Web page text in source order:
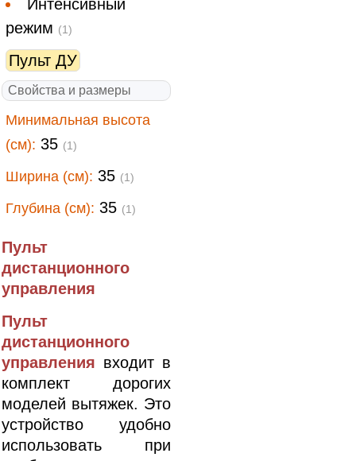
Интенсивный
режим (1)
Пульт ДУ
Свойства и размеры
Минимальная высота
(см): 35 (1)
Ширина (см): 35 (1)
Глубина (см): 35 (1)
Пульт
дистанционного
управления
Пульт
дистанционного
управления входит в
комплект дорогих
моделей вытяжек. Это
устройство удобно
использовать при